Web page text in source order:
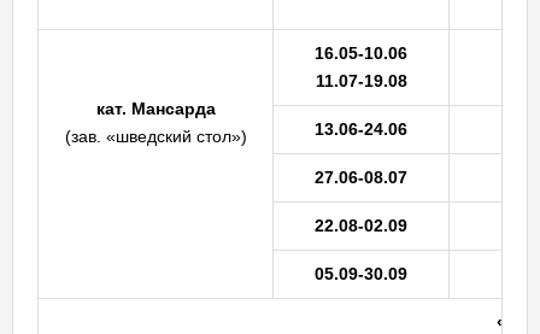
кат. Мансарда
(зав. «шведский стол»)
16.05-10.06
11.07-19.08
13.06-24.06
27.06-08.07
22.08-02.09
05.09-30.09
«